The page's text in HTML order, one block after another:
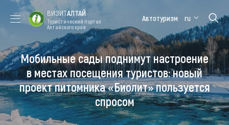
Форум VISIT
ALTAI
Цветение
маральника
Медицинский
форум
Алтайская
зимовка
Туры
Где побывать
ВИЗИТАЛТАЙ
Туристический портал
Алтайского края
Автотуризм ru
Мобильные сады поднимут настроение
в местах посещения туристов: новый
проект питомника «Биолит» пользуется
спросом